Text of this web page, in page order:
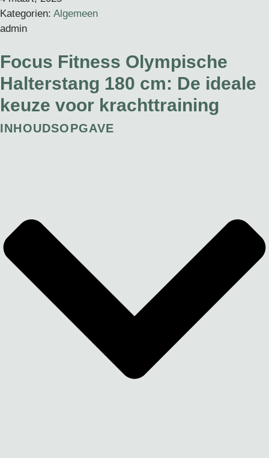
Kategorien: Algemeen
admin
Focus Fitness Olympische
Halterstang 180 cm: De ideale
keuze voor krachttraining
INHOUDSOPGAVE